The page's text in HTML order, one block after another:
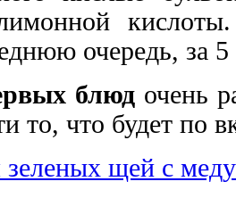
очередь, за 5
блюд очень
то, что будет по
зеленых щей с